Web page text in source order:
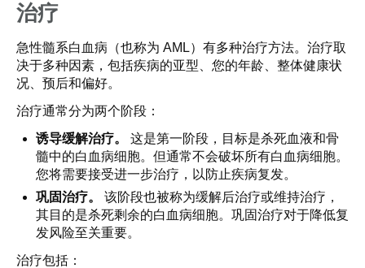
治疗
急性髓系白血病（也称为 AML）有多种治疗方法。治疗取
决于多种因素，包括疾病的亚型、您的年龄、整体健康状
况、预后和偏好。
治疗通常分为两个阶段：
诱导缓解治疗。
这是第一阶段，目标是杀死血液和骨
髓中的白血病细胞。但通常不会破坏所有白血病细胞。
您将需要接受进一步治疗，以防止疾病复发。
巩固治疗。
该阶段也被称为缓解后治疗或维持治疗，
其目的是杀死剩余的白血病细胞。巩固治疗对于降低复
发风险至关重要。
治疗包括：